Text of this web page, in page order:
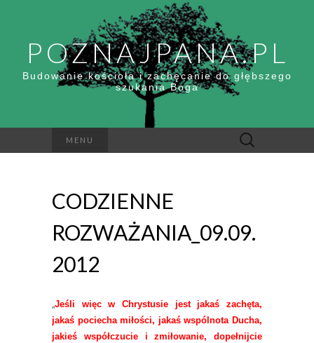
POZNAJPANA.PL
Budowanie kościoła i zachęcanie do głębszego
szukania Boga
MENU Szukaj:
CODZIENNE
ROZWAŻANIA_09.09.
2012
„Jeśli więc w Chrystusie jest jakaś zachęta,
jakaś pociecha miłości, jakaś wspólnota Ducha,
jakieś współczucie i zmiłowanie, dopełnijcie